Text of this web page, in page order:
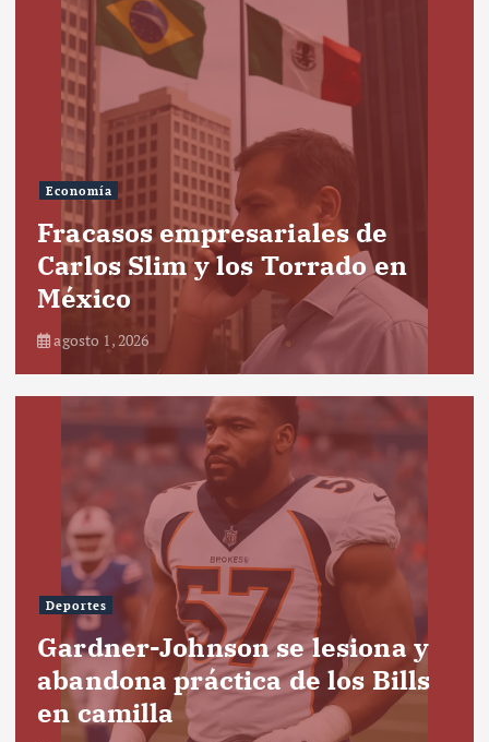
Economía
Fracasos empresariales de
Carlos Slim y los Torrado en
México
agosto 1, 2026
Deportes
Gardner-Johnson se lesiona y
abandona práctica de los Bills
en camilla